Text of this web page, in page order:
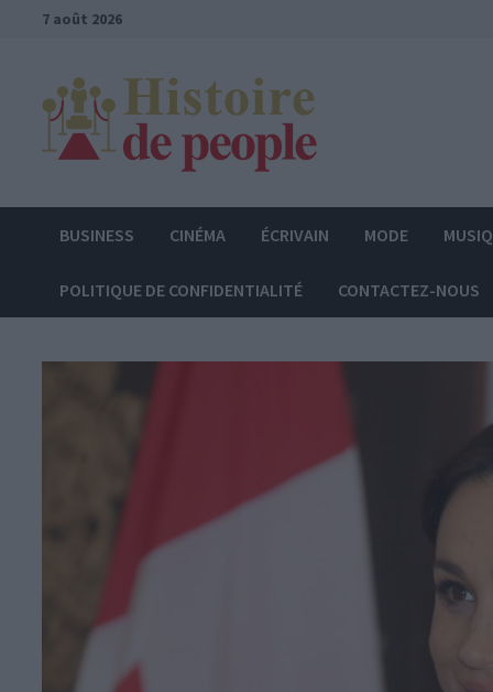
Passer7 août 2026
BUSINESS CINÉMA ÉCRIVAIN MODE
POLITIQUE DE CONFIDENTIALITÉ CONTACTEZ-NOUS